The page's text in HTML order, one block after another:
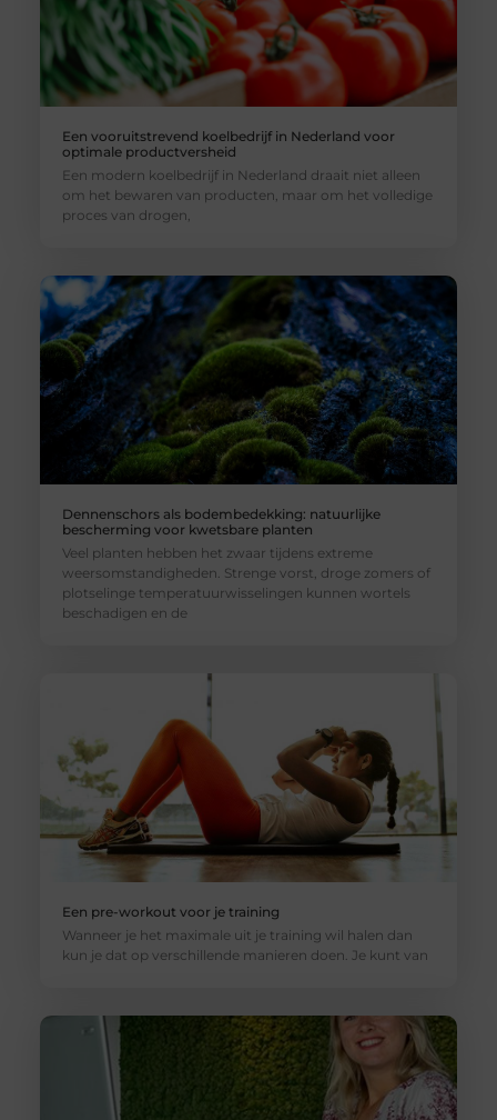
Een vooruitstrevend koelbedrijf in Nederland voor
optimale productversheid
Een modern koelbedrijf in Nederland draait niet alleen
om het bewaren van producten, maar om het volledige
proces van drogen,
Dennenschors als bodembedekking: natuurlijke
bescherming voor kwetsbare planten
Veel planten hebben het zwaar tijdens extreme
weersomstandigheden. Strenge vorst, droge zomers of
plotselinge temperatuurwisselingen kunnen wortels
beschadigen en de
Een pre-workout voor je training
Wanneer je het maximale uit je training wil halen dan
kun je dat op verschillende manieren doen. Je kunt van